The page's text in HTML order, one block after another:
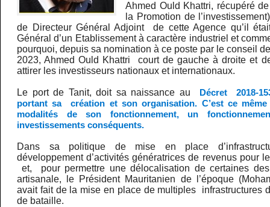
Ahmed Ould Khattri, récupéré
la Promotion de
de Directeur Général Adjoint de cette Agence qu’il
Général d’un Etablissement à caractère industriel et
pourquoi, depuis sa nomination à ce poste par le conseil
2023, Ahmed Ould Khattri court de gauche à droite et
attirer les investisseurs nationaux et internationaux.
Le port de Tanit, doit sa naissance au Décret 2018-
portant sa création et son organisation. C’est ce
modalités de son fonctionnement, un
investissements conséquents.
Dans sa politique de mise en place
développement d’activités génératrices de revenus pour
et, pour permettre une délocalisation de certaines
artisanale, le Président Mauritanien de l’époque
avait fait de la mise en place de multiples infrastructures
de bataille.